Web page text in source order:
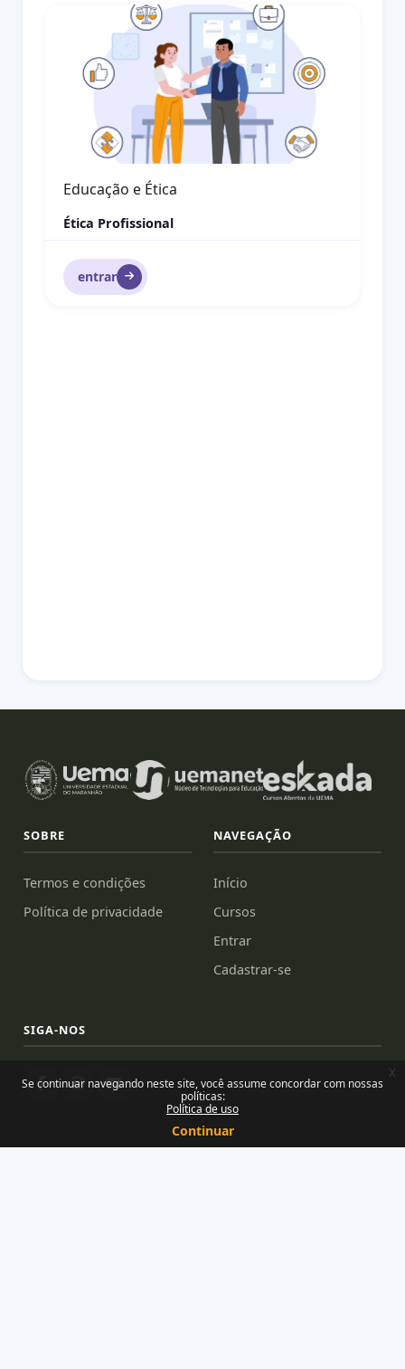
Se continuar navegando neste site, você assume concordar com nossas
políticas:
Política de uso
Continuar
x
Ética Profissional
Educação e Ética
Ética Profissional
entrar
SOBRE
Termos e condições
Política de privacidade
NAVEGAÇÃO
Início
Cursos
Entrar
Cadastrar-se
SIGA-NOS